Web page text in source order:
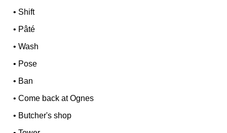
• Shift
• Pâté
•Wash
• Pose
• Ban
•Come back at Ognes
• Butcher's shop